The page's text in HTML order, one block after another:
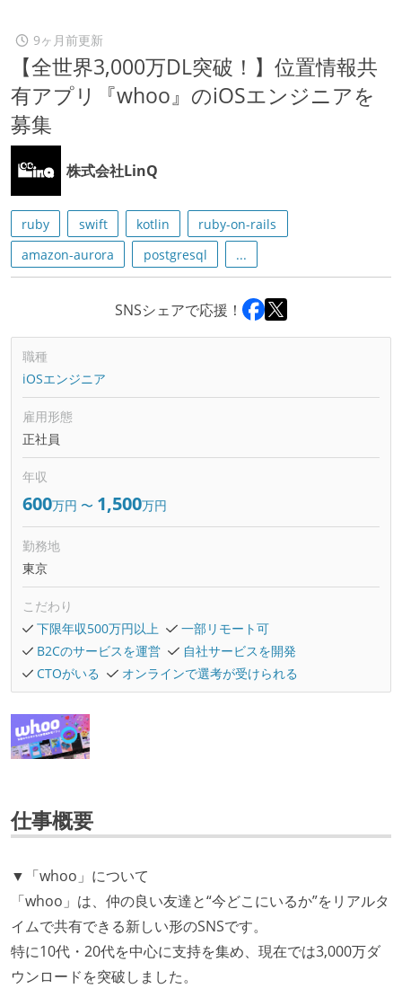
9ヶ月前更新
【全世界3,000万DL突破！】位置情報共
有アプリ『whoo』のiOSエンジニアを
募集
株式会社LinQ
ruby swift kotlin
ruby-on-rails
amazon-aurora
postgresql ...
SNSシェアで応援！
職種
iOSエンジニア
雇用形態
正社員
年収
600万円 〜 1,500万円
勤務地
東京
こだわり
下限年収500万円以上
一部リモート可
B2Cのサービスを運営
自社サービスを開発
CTOがいる
オンラインで選考が受けられる
仕事概要
▼「whoo」について
「whoo」は、仲の良い友達と“今どこにいるか”をリアルタ
イムで共有できる新しい形のSNSです。
特に10代・20代を中心に支持を集め、現在では3,000万ダ
ウンロードを突破しました。